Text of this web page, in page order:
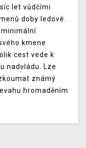
let vůdčími
doby ledové.
minimální
kmene
cest vede k
nadvládu. Lze
známý
hromaděním